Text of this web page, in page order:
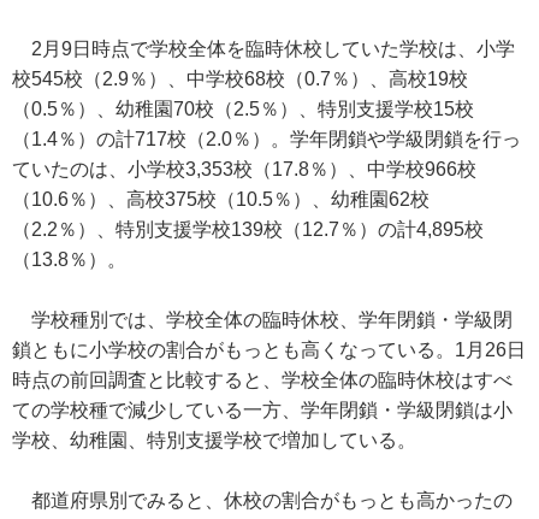
2月9日時点で学校全体を臨時休校していた学校は、小学
校545校（2.9％）、中学校68校（0.7％）、高校19校
（0.5％）、幼稚園70校（2.5％）、特別支援学校15校
（1.4％）の計717校（2.0％）。学年閉鎖や学級閉鎖を行っ
ていたのは、小学校3,353校（17.8％）、中学校966校
（10.6％）、高校375校（10.5％）、幼稚園62校
（2.2％）、特別支援学校139校（12.7％）の計4,895校
（13.8％）。
学校種別では、学校全体の臨時休校、学年閉鎖・学級閉
鎖ともに小学校の割合がもっとも高くなっている。1月26日
時点の前回調査と比較すると、学校全体の臨時休校はすべ
ての学校種で減少している一方、学年閉鎖・学級閉鎖は小
学校、幼稚園、特別支援学校で増加している。
都道府県別でみると、休校の割合がもっとも高かったの